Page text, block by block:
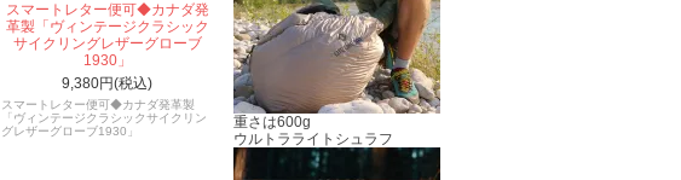
スマートレター便可◆カナダ発
革製「ヴィンテージクラシック
サイクリングレザーグローブ
1930」
9,380円(税込)
スマートレター便可◆カナダ発革製
「ヴィンテージクラシックサイクリン
グレザーグローブ1930」
重さは600g
ウルトラライトシュラフ